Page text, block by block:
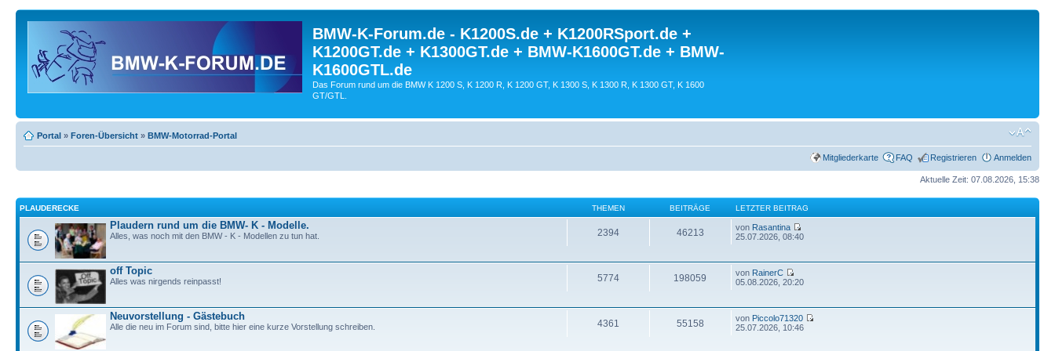
BMW-K-Forum.de - K1200S.de + K1200RSport.de +
K1200GT.de + K1300GT.de + BMW-K1600GT.de + BMW-
K1600GTL.de
Das Forum rund um die BMW K 1200 S, K 1200 R, K 1200 GT, K 1300 S, K 1300 R, K 1300 GT, K 1600
GT/GTL.
Portal » Foren-Übersicht » BMW-Motorrad-Portal
Mitgliederkarte FAQ Registrieren Anmelden
Aktuelle Zeit: 07.08.2026, 15:38
PLAUDERECKE THEMEN BEITRÄGE LETZTER BEITRAG
Plaudern rund um die BMW- K - Modelle.
Alles, was noch mit den BMW - K - Modellen zu tun hat. 2394 46213 von Rasantina
25.07.2026, 08:40
off Topic
Alles was nirgends reinpasst! 5774 198059 von RainerC
05.08.2026, 20:20
Neuvorstellung - Gästebuch
Alle die neu im Forum sind, bitte hier eine kurze Vorstellung schreiben. 4361 55158 von Piccolo71320
25.07.2026, 10:46